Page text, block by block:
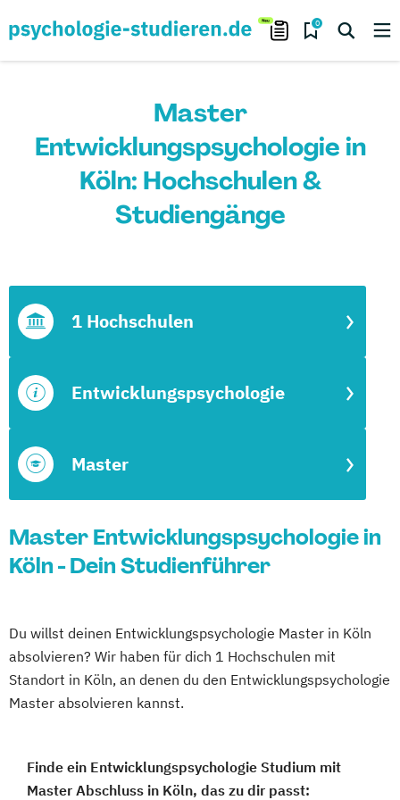
0
Master
Entwicklungspsychologie in
Köln: Hochschulen &
Studiengänge
Master
Entwicklungspsychologie
1 Hochschulen
Master Entwicklungspsychologie in
Köln - Dein Studienführer
Du willst deinen Entwicklungspsychologie Master in Köln
absolvieren? Wir haben für dich 1 Hochschulen mit
Standort in Köln, an denen du den Entwicklungspsychologie
Master absolvieren kannst.
Finde ein Entwicklungspsychologie Studium mit
Master Abschluss in Köln, das zu dir passt: